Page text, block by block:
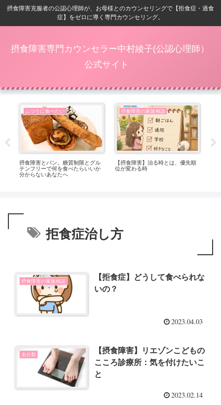
摂食障害克服者の公認心理師が、お母様とのカウンセリングで【拒食症・過食
症】をゼロに導く専門カウンセリング。
摂食障害専門カウンセラー中村綾子(公認心理師）
公式サイト
ふつうに食べたい
摂食障害とパン。糖質制限とグル
テンフリーで何を食べたらいいか
分からないあなたへ
摂食障害の家族相談
【摂食障害】治る時とは、優先順
位が変わる時
拒食症治し方
摂食障害の家族相談
【拒食症】どうして食べられな
いの？
2023.04.03
未分類
【摂食障害】リエゾンこどもの
こころ診療所：気を付けたいこ
と
2023.02.14